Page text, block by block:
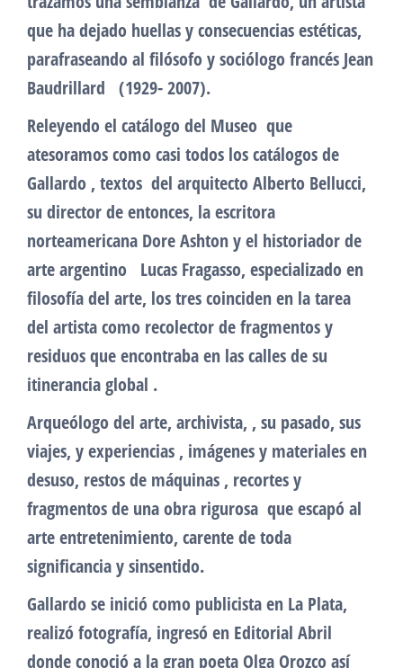
que ha dejado huellas y consecuencias estéticas,
parafraseando al filósofo y sociólogo francés Jean
Baudrillard (1929- 2007).
Releyendo el catálogo del Museo que
atesoramos como casi todos los catálogos de
Gallardo , textos del arquitecto Alberto Bellucci,
su director de entonces, la escritora
norteamericana Dore Ashton y el historiador de
arte argentino Lucas Fragasso, especializado en
filosofía del arte, los tres coinciden en la tarea
del artista como recolector de fragmentos y
residuos que encontraba en las calles de su
itinerancia global .
Arqueólogo del arte, archivista, , su pasado, sus
viajes, y experiencias , imágenes y materiales en
desuso, restos de máquinas , recortes y
fragmentos de una obra rigurosa que escapó al
arte entretenimiento, carente de toda
significancia y sinsentido.
Gallardo se inició como publicista en La Plata,
realizó fotografía, ingresó en Editorial Abril
donde conoció a la gran poeta Olga Orozco así